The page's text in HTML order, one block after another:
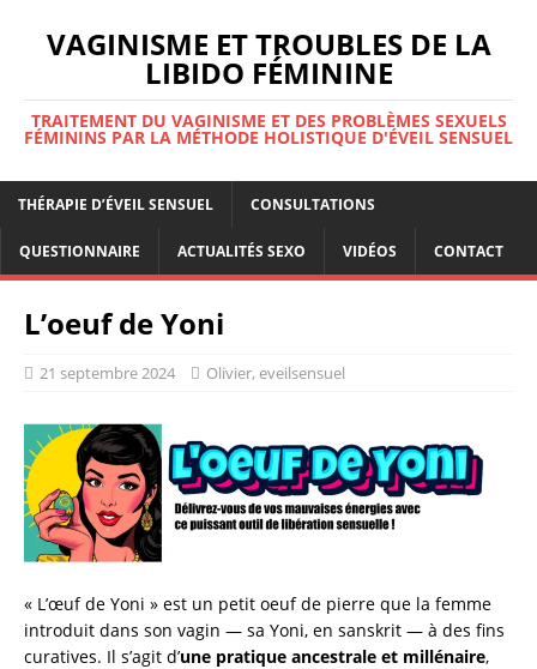
VAGINISME ET TROUBLES DE LA
LIBIDO FÉMININE
TRAITEMENT DU VAGINISME ET DES PROBLÈMES SEXUELS
FÉMININS PAR LA MÉTHODE HOLISTIQUE D'ÉVEIL SENSUEL
THÉRAPIE D’ÉVEIL SENSUEL CONSULTATIONS
QUESTIONNAIRE ACTUALITÉS SEXO VIDÉOS CONTACT
L’oeuf de Yoni
21 septembre 2024 Olivier, eveilsensuel
« L’œuf de Yoni » est un petit oeuf de pierre que la femme
introduit dans son vagin — sa Yoni, en sanskrit — à des fins
curatives. Il s’agit d’une pratique ancestrale et millénaire,